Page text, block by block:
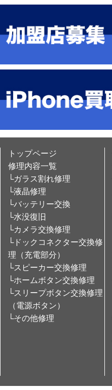
トップページ
修理内容一覧
└ガラス割れ修理
└液晶修理
└バッテリー交換
└水没復旧
└カメラ交換修理
└ドックコネクター交換修
理（充電部分）
└スピーカー交換修理
└ホームボタン交換修理
└スリープボタン交換修理
（電源ボタン）
└その他修理